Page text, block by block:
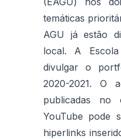
temáticas
AGU já estão
local. A
divulgar o
2020-2021. O
publicadas no
YouTube pode
hiperlinks